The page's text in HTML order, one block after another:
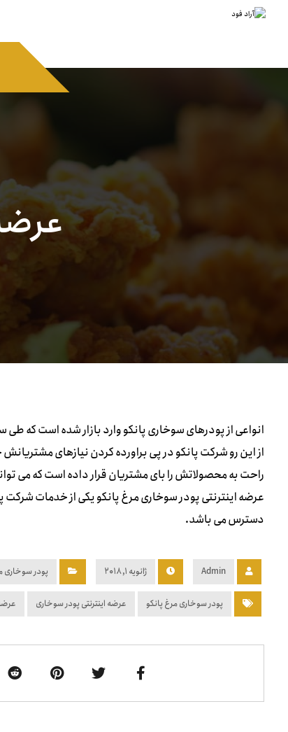
انواعی از پودرهای سوخاری پانکو وارد بازار شده است که
از این رو شرکت پانکو در پی براورده کردن نیازهای
راحت به محصولاتش را بای مشتریان قرار داده است که می
عرضه اینترنتی پودر سوخاری مرغ پانکو یکی از خدمات شرکت
دسترس می باشد.
Admin ژانویه ۱, ۲۰۱۸ پودر سوخاری
پودر سوخاری مرغ پانکو عرضه اینترنتی پودر سوخاری